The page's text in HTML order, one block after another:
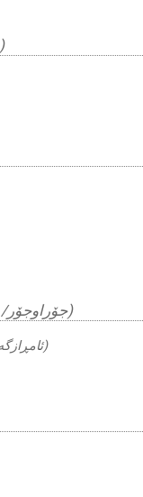
(سروشت)
(جۆراوجۆر/ هەمەڕەنگ)
(ئامڕازگەلی کار/ دەستاوێژی کار)